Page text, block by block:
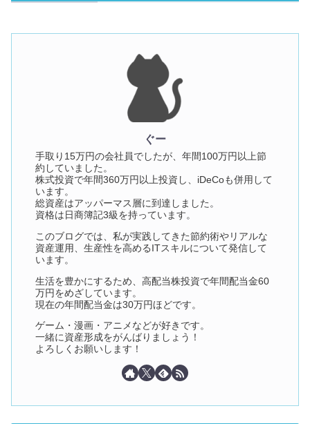
ぐー
手取り15万円の会社員でしたが、年間100万円以上節
約していました。
株式投資で年間360万円以上投資し、iDeCoも併用して
います。
総資産はアッパーマス層に到達しました。
資格は日商簿記3級を持っています。
このブログでは、私が実践してきた節約術やリアルな
資産運用、生産性を高めるITスキルについて発信して
います。
生活を豊かにするため、高配当株投資で年間配当金60
万円をめざしています。
現在の年間配当金は30万円ほどです。
ゲーム・漫画・アニメなどが好きです。
一緒に資産形成をがんばりましょう！
よろしくお願いします！